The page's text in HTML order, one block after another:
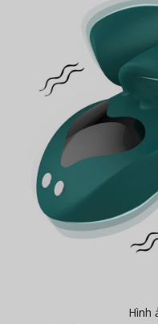
Hình